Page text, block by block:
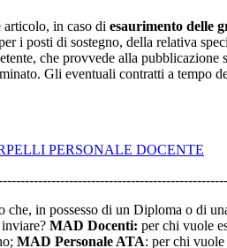
articolo, in caso di esaurimento delle
i posti di sostegno, della relativa
che provvede alla pubblicazione
Gli eventuali contratti a tempo
PERSONALE DOCENTE
in possesso di un Diploma o di
MAD Docenti: per chi vuole
MAD Personale ATA: per chi vuole